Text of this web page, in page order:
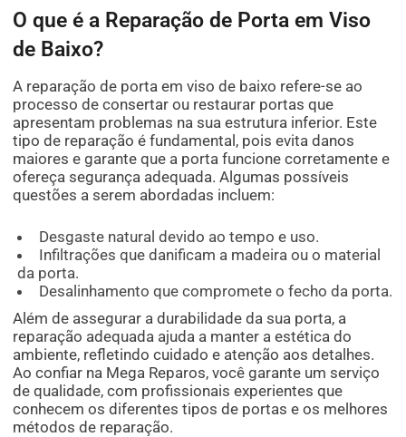
O que é a Reparação de Porta em Viso
de Baixo?
A reparação de porta em viso de baixo refere-se ao
processo de consertar ou restaurar portas que
apresentam problemas na sua estrutura inferior. Este
tipo de reparação é fundamental, pois evita danos
maiores e garante que a porta funcione corretamente e
ofereça segurança adequada. Algumas possíveis
questões a serem abordadas incluem:
Desgaste natural devido ao tempo e uso.
Infiltrações que danificam a madeira ou o material
da porta.
Desalinhamento que compromete o fecho da porta.
Além de assegurar a durabilidade da sua porta, a
reparação adequada ajuda a manter a estética do
ambiente, refletindo cuidado e atenção aos detalhes.
Ao confiar na Mega Reparos, você garante um serviço
de qualidade, com profissionais experientes que
conhecem os diferentes tipos de portas e os melhores
métodos de reparação.